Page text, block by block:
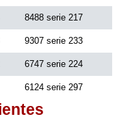
8488 serie 217
9307 serie 233
6747 serie 224
6124 serie 297